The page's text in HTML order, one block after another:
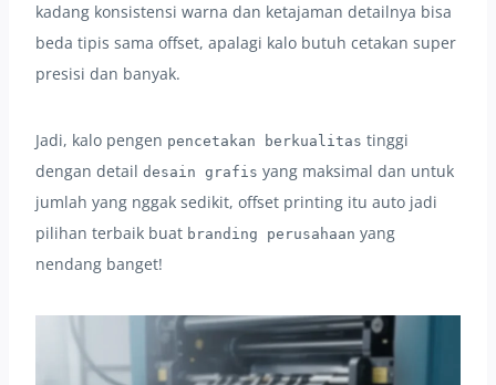
kadang konsistensi warna dan ketajaman detailnya bisa
beda tipis sama offset, apalagi kalo butuh cetakan super
presisi dan banyak.
Jadi, kalo pengen pencetakan berkualitas tinggi
dengan detail desain grafis yang maksimal dan untuk
jumlah yang nggak sedikit, offset printing itu auto jadi
pilihan terbaik buat branding perusahaan yang
nendang banget!